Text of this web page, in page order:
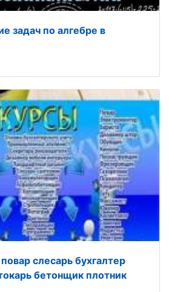
задач по алгебре в
слесарь бухгалтер
бетонщик плотник